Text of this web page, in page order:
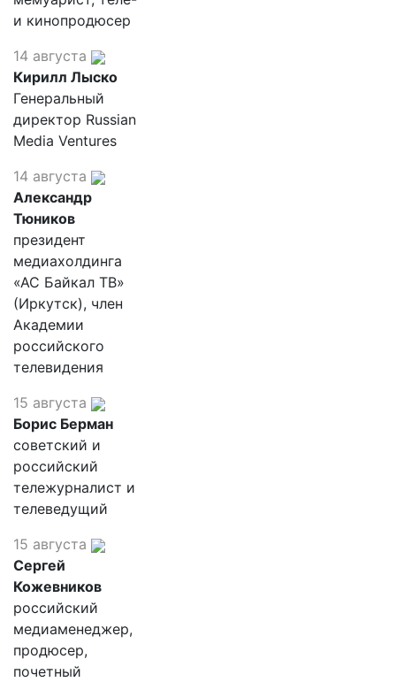
и кинопродюсер
14 августа
Кирилл Лыско
Генеральный
директор Russian
Media Ventures
14 августа
Александр
Тюников
президент
медиахолдинга
«АС Байкал ТВ»
(Иркутск), член
Академии
российского
телевидения
15 августа
Борис Берман
советский и
российский
тележурналист и
телеведущий
15 августа
Сергей
Кожевников
российский
медиаменеджер,
продюсер,
почетный